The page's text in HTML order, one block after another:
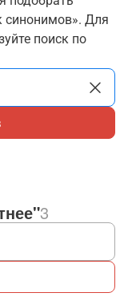
синонимов». Для
поиск по
3